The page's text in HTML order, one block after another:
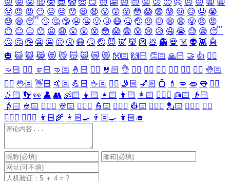
😤 😠 😡 😶 😐 😑 😯 😦 😧 😮 😲 😵 😳 😱 😨 😰 😢 😥 🤤 😭
😓 😪 😴 🙄 🤔 🤥 😬 🤐 🤢 🤧 😷 🤒 🤕 😣 😖 😫 😩 😤 😠 😡
😶 😐 😑 😯 😦 😧 😮 😲 😵 😳 😱 😨 😰 😢 😥 🤤 😭 😓 😪 😴
🙄 🤔 🤥 😬 🤐 🤢 🤧 😷 🤒 🤕 😈 👿 👹 👺 💩 👻 💀 ☠️ 👽 👾 🤖
🎃 😺 😸 😹 😻 😼 😽 🙀 😿 😾 👐🏻 🙌🏻 👏🏻 🙏🏻 🤝 👍 👎🏻
👊🏻 ✊🏻 🤛🏻 🤜🏻 🤞🏻 ✌🏻 🤘🏻 👌 👈🏻 👉🏻 👆🏻 👇🏻 ☝🏻 ✋🏻 🤚🏻
🖐🏻 🖖🏻 👋🏻 🤙🏻 💪🏻 🖕🏻 ✍🏻 🤳🏻 💅🏻 💍 💄 💋 👄 👅 👂🏻
👃🏻 👣 👀 👤 👥 👶🏻 👦🏻 👧🏻 👨🏻 👩🏻 👱🏻‍♀️ 👱🏻
👴🏻
👵🏻 👲🏻 👳🏻‍♀️ 👳🏻 👮🏻‍♀️ 👮🏻 👷🏻‍♀️ 👷🏻 💂🏻‍♀️ 💂🏻 🕵🏻‍♀️ 🕵🏻
👩🏻‍⚕️ 👨🏻‍⚕️ 👩🏻‍🌾 👩🏻‍🍳 👨🏻‍🍳 👩🏻‍🎓